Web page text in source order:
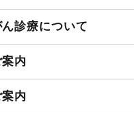
診療について
内
内